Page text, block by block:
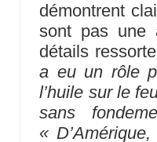
démontrent
sont pas une
détails
a eu un rôle
l’huile sur le
sans
«